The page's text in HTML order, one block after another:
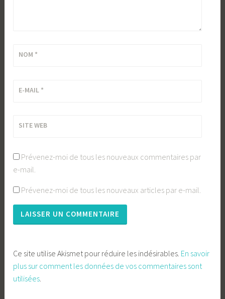
NOM *
E-MAIL *
SITE WEB
Prévenez-moi de tous les nouveaux commentaires par
e-mail.
Prévenez-moi de tous les nouveaux articles par e-mail.
Ce site utilise Akismet pour réduire les indésirables. En savoir
plus sur comment les données de vos commentaires sont
utilisées.